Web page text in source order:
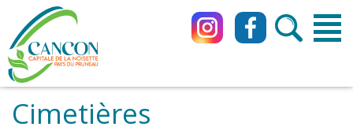
Cimetières